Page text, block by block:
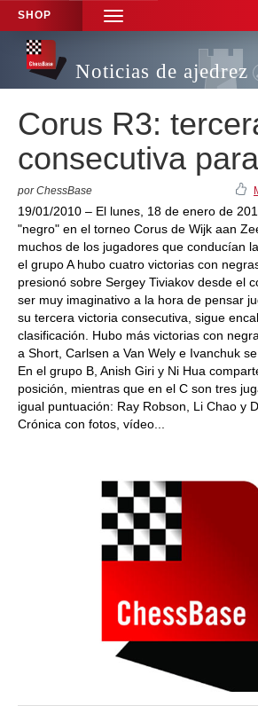
SHOP
TOGGLE
NAVIGATION
Noticias de ajedrez
Corus R3:
consecutiva
por ChessBase
19/01/2010 – El lunes, 18 de enero de
"negro" en el torneo Corus de Wijk aan
muchos de los jugadores que conducían
el grupo A hubo cuatro victorias con
presionó sobre Sergey Tiviakov desde el
ser muy imaginativo a la hora de pensar
su tercera victoria consecutiva, sigue
clasificación. Hubo más victorias con
a Short, Carlsen a Van Wely e Ivanchuk
En el grupo B, Anish Giri y Ni Hua
posición, mientras que en el C son tres
igual puntuación: Ray Robson, Li Chao y
Crónica con fotos, vídeo...